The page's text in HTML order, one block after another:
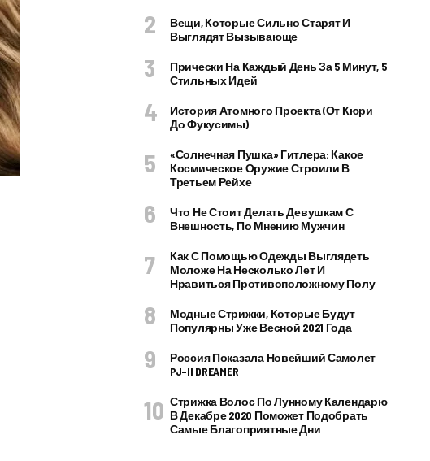
Вещи, Которые Сильно Старят И
Выглядят Вызывающе
Прически На Каждый День За 5 Минут, 5
Стильных Идей
История Атомного Проекта (от Кюри
До Фукусимы)
«Солнечная Пушка» Гитлера: Какое
Космическое Оружие Строили В
Третьем Рейхе
Что Не Стоит Делать Девушкам С
Внешность, По Мнению Мужчин
Как С Помощью Одежды Выглядеть
Моложе На Несколько Лет И
Нравиться Противоположному Полу
Модные Стрижки, Которые Будут
Популярны Уже Весной 2021 Года
Россия Показала Новейший Самолет
PJ–II DREAMER
Стрижка Волос По Лунному Календарю
В Декабре 2020 Поможет Подобрать
Самые Благоприятные Дни